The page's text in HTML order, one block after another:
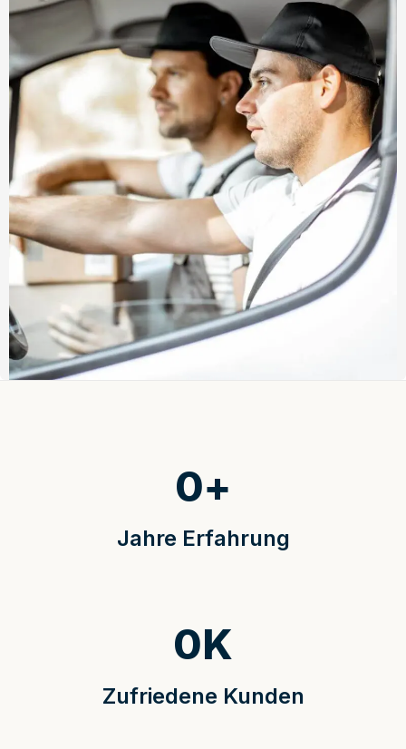
Jahre Erfahrung
0+
Zufriedene Kunden
0K